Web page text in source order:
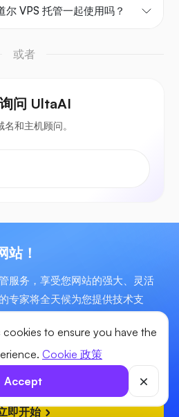
cookies to ensure you have the
Cookie 政策
Accept
VPS 托管一起使用吗？
或者
询问 UltaAI
名和主机顾问。
站！
服务，享受您网站的强大、灵活
专家将全天候为您提供技术支
起步价
/为了
即开始